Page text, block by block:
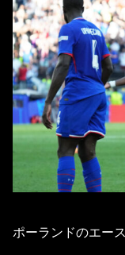
ポーランドのエー